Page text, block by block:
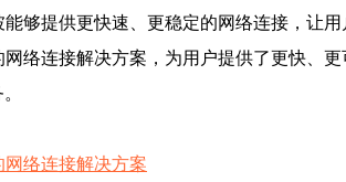
够提供更快速、更稳定的网络连接，让
络连接解决方案，为用户提供了更快、
络连接解决方案